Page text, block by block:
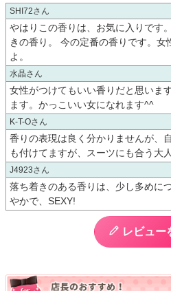
SHI72
やはりこの香りは、お気に入りです
きの香り。 今の定番の香りです。
よ。
水晶
女性がつけてもいい香りだと思いま
ます。かっこいい女になれます^^
K-T-O
香りの表現は良く分かりませんが、
も付けてますが、スーツにも合う大
J4923
落ち着きのある香りは、少し多めに
やかで、SEXY!
レビュー